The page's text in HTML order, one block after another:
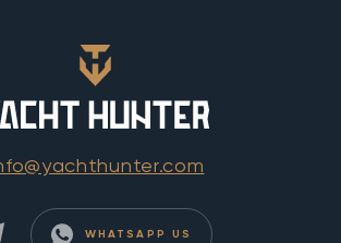
WHATSAPP US